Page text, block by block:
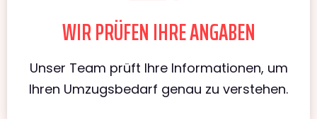
WIR PRÜFEN IHRE ANGABEN
Unser Team prüft Ihre Informationen, um
Ihren Umzugsbedarf genau zu verstehen.